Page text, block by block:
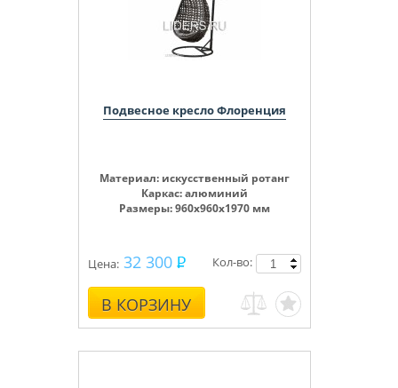
Подвесное кресло Флоренция
Материал: искусственный ротанг
Каркас: алюминий
Размеры: 960х960х1970 мм
Цена: 32 300
В КОРЗИНУ
Кол-во: